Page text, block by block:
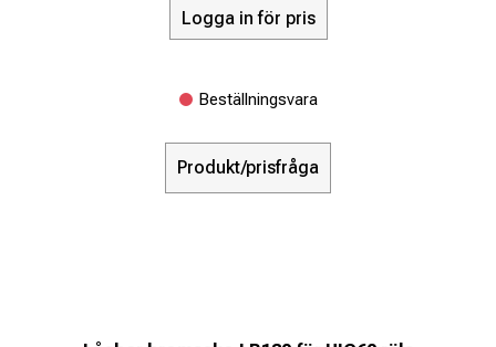
Logga in för pris
Beställningsvara
Produkt/prisfråga